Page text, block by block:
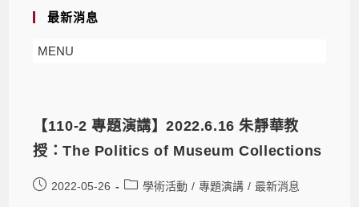
最新消息
MENU
【110-2 專題演講】2022.6.16 朱靜華教
授：The Politics of Museum Collections
2022-05-26 學術活動 / 專題演講 / 最新消息